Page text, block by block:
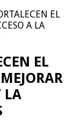
EL
A LA
EL
LA